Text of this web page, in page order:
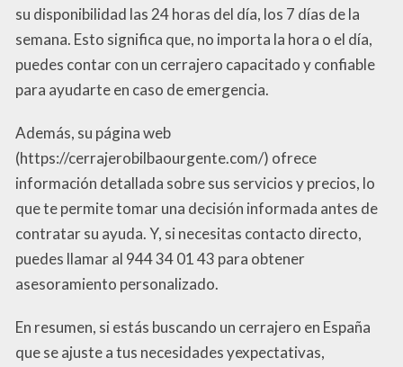
su disponibilidad las 24 horas del día, los 7 días de la
semana. Esto significa que, no importa la hora o el día,
puedes contar con un cerrajero capacitado y confiable
para ayudarte en caso de emergencia.
Además, su página web
(https://cerrajerobilbaourgente.com/) ofrece
información detallada sobre sus servicios y precios, lo
que te permite tomar una decisión informada antes de
contratar su ayuda. Y, si necesitas contacto directo,
puedes llamar al 944 34 01 43 para obtener
asesoramiento personalizado.
En resumen, si estás buscando un cerrajero en España
que se ajuste a tus necesidades yexpectativas,